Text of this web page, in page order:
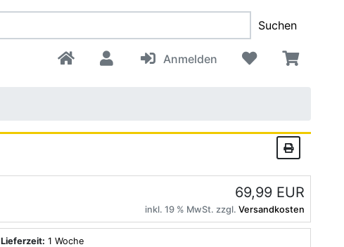
Suchen
Anmelden
69,99 EUR
inkl. 19 % MwSt. zzgl. Versandkosten
Lieferzeit: 1 Woche